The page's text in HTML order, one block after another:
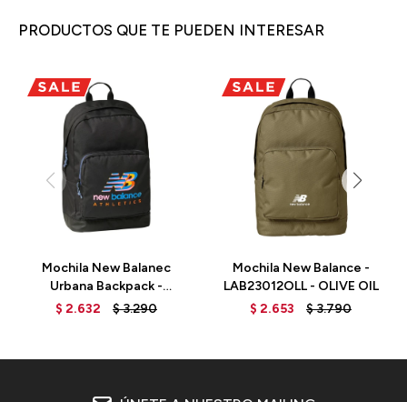
PRODUCTOS QUE TE PUEDEN INTERESAR
Mochila New Balanec
Urbana Backpack -
LAB13117BM -
$ 2.632 $3.290
Mochila New Balance -
LAB23012OLL - OLIVE OIL
$ 2.653 $3.790